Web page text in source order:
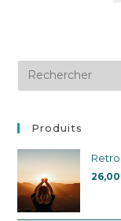
Produits
26,00